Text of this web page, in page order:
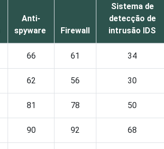
Anti-
spyware
Firewall
Sistema de
detecção de
intrusão IDS
66 61 34
62 56 30
81 78 50
90 92 68